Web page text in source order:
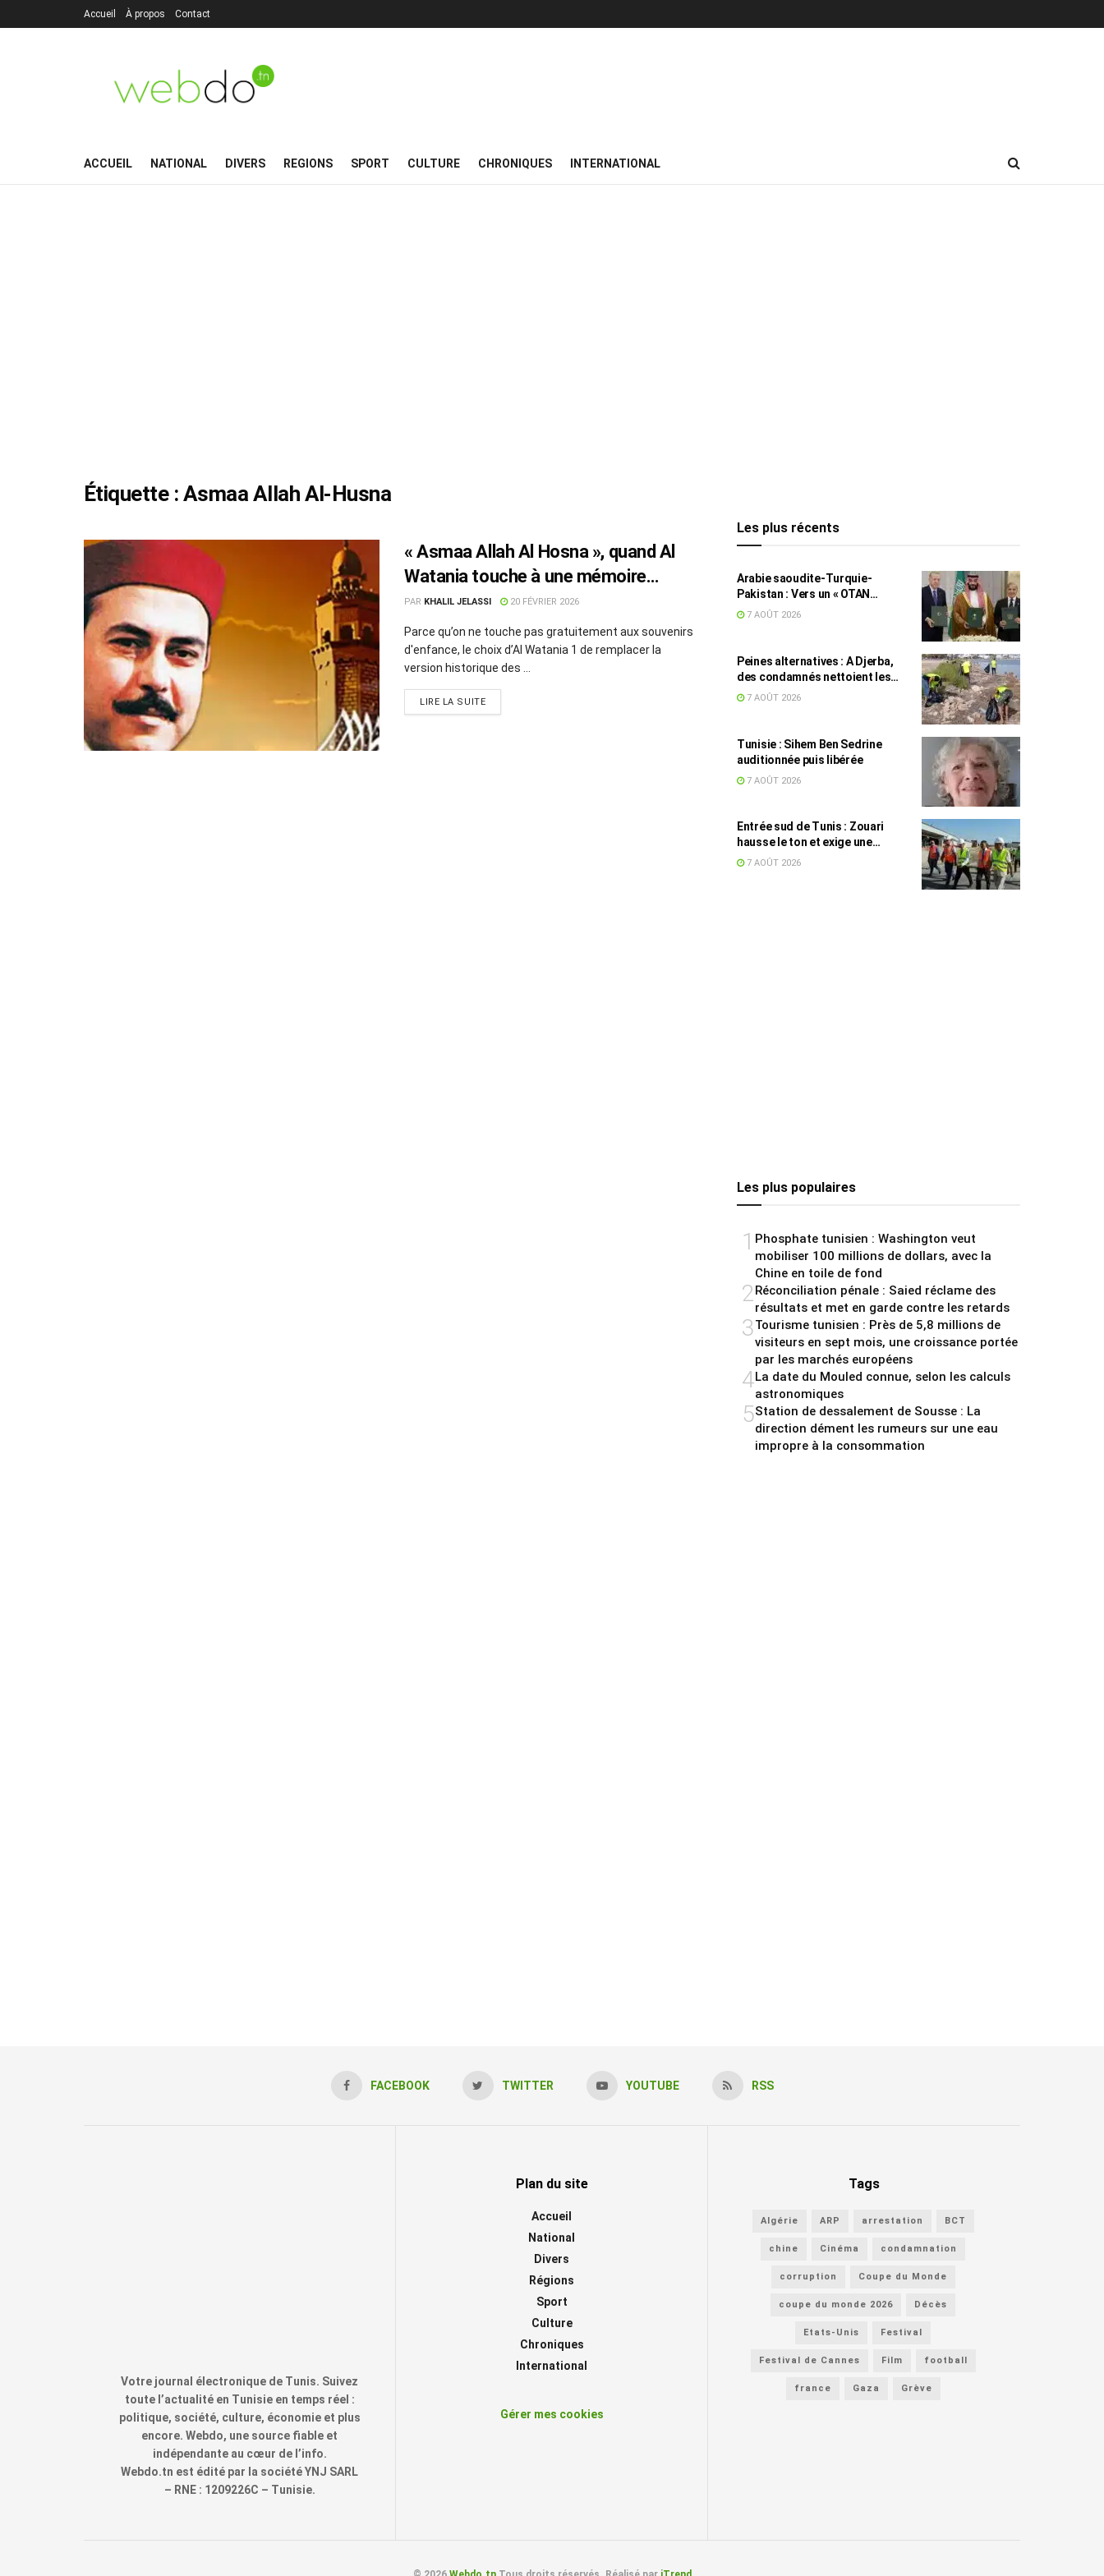
Accueil À propos Contact
ACCUEIL NATIONAL DIVERS REGIONS SPORT CULTURE CHRONIQUES INTERNATIONAL
Étiquette : Asmaa Allah Al-Husna
« Asmaa Allah Al Hosna », quand Al
Watania touche à une mémoire
collective!
PAR KHALIL JELASSI 20 FÉVRIER 2026
Parce qu’on ne touche pas gratuitement aux souvenirs
d'enfance, le choix d’Al Watania 1 de remplacer la
version historique des ...
LIRE LA SUITE
Les plus récents
Arabie saoudite-Turquie-
Pakistan : Vers un « OTAN
islamique » ?
7 AOÛT 2026
Peines alternatives : A Djerba,
des condamnés nettoient les
plages
7 AOÛT 2026
Tunisie : Sihem Ben Sedrine
auditionnée puis libérée
7 AOÛT 2026
Entrée sud de Tunis : Zouari
hausse le ton et exige une
accélération des travaux
7 AOÛT 2026
Les plus populaires
1 Phosphate tunisien : Washington veut
mobiliser 100 millions de dollars, avec la
Chine en toile de fond
2Réconciliation pénale : Saied réclame des
résultats et met en garde contre les retards
3Tourisme tunisien : Près de 5,8 millions de
visiteurs en sept mois, une croissance portée
par les marchés européens
4La date du Mouled connue, selon les calculs
astronomiques
5Station de dessalement de Sousse : La
direction dément les rumeurs sur une eau
impropre à la consommation
FACEBOOK TWITTER YOUTUBE RSS
Votre journal électronique de Tunis. Suivez
toute l’actualité en Tunisie en temps réel :
politique, société, culture, économie et plus
encore. Webdo, une source fiable et
indépendante au cœur de l’info.
Webdo.tn est édité par la société YNJ SARL
– RNE : 1209226C – Tunisie.
Plan du site
Accueil
National
Divers
Régions
Sport
Culture
Chroniques
International
Gérer mes cookies
Tags
Algérie ARP arrestation BCT
chine Cinéma condamnation
corruption Coupe du Monde
coupe du monde 2026 Décès
Etats-Unis Festival
Festival de Cannes Film football
france Gaza Grève